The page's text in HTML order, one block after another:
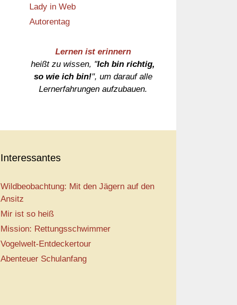
Lady in Web
Autorentag
Lernen ist erinnern
heißt zu wissen, "Ich bin richtig,
so wie ich bin!", um darauf alle
Lernerfahrungen aufzubauen.
Interessantes
Wildbeobachtung: Mit den Jägern auf den
Ansitz
Mir ist so heiß
Mission: Rettungsschwimmer
Vogelwelt-Entdeckertour
Abenteuer Schulanfang